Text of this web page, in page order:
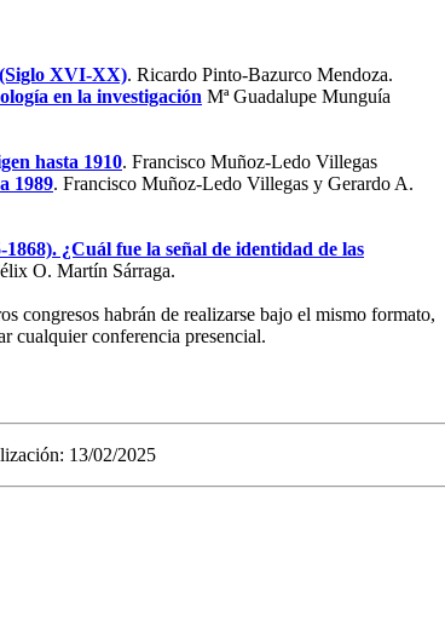
(Siglo XVI-XX). Ricardo Pinto-Bazurco Mendoza.
en la investigación Mª Guadalupe Munguía
hasta 1910. Francisco Muñoz-Ledo Villegas
1989. Francisco Muñoz-Ledo Villegas y Gerardo A.
¿Cuál fue la señal de identidad de las
O. Martín Sárraga.
congresos habrán de realizarse bajo el mismo formato,
cualquier conferencia presencial.
13/02/2025